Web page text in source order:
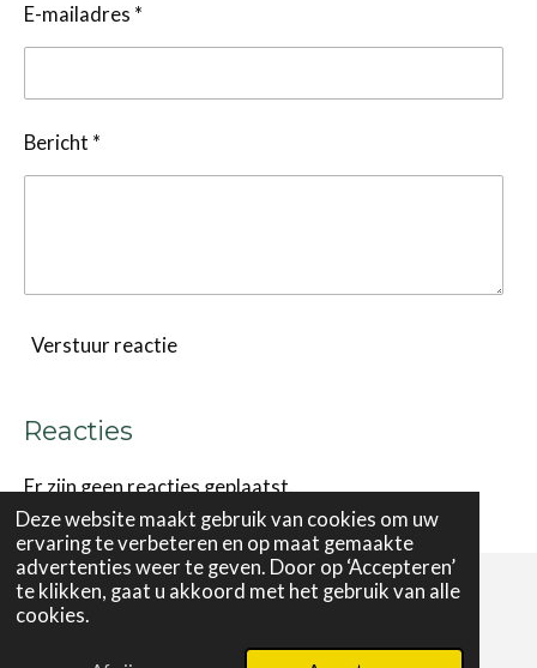
Deze website maakt gebruik van cookies om uw
ervaring te verbeteren en op maat gemaakte
advertenties weer te geven. Door op ‘Accepteren’
te klikken, gaat u akkoord met het gebruik van alle
cookies.
E-mailadres *
Bericht *
Verstuur reactie
Reacties
Er zijn geen reacties geplaatst.
© 2024 - 2026 Protestantse Gemeente HAAK